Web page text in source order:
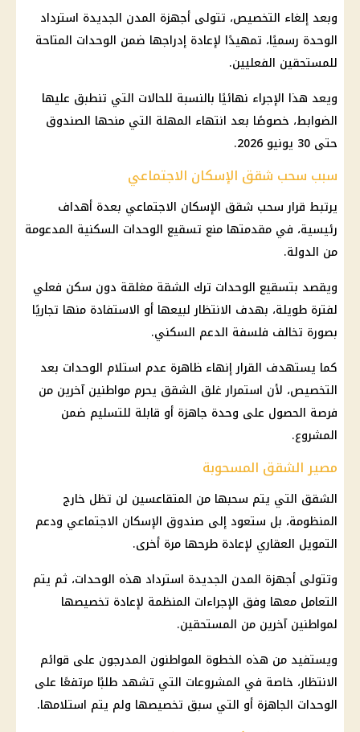
وبعد إلغاء التخصيص، تتولى أجهزة المدن الجديدة استرداد
الوحدة رسميًا، تمهيدًا لإعادة إدراجها ضمن الوحدات المتاحة
للمستحقين الفعليين.
ويعد هذا الإجراء نهائيًا بالنسبة للحالات التي تنطبق عليها
الضوابط، خصوصًا بعد انتهاء المهلة التي منحها الصندوق
حتى 30 يونيو 2026.
سبب سحب شقق الإسكان الاجتماعي
يرتبط قرارسحب شقق الإسكان الاجتماعي بعدة أهداف
رئيسية، في مقدمتها منع تسقيع الوحدات السكنية المدعومة
من الدولة.
ويقصد بتسقيع الوحدات ترك الشقة مغلقة دون سكن فعلي
لفترة طويلة، بهدف الانتظار لبيعها أو الاستفادة منها تجاريًا
بصورة تخالف فلسفة الدعم السكني.
كما يستهدف القرار إنهاء ظاهرة عدم استلام الوحدات بعد
التخصيص، لأن استمرار غلق الشقق يحرم مواطنين آخرين من
فرصة الحصول على وحدة جاهزة أو قابلة للتسليم ضمن
المشروع.
مصير الشقق المسحوبة
الشقق التي يتم سحبها من المتقاعسين لن تظل خارج
المنظومة، بل ستعود إلى صندوق الإسكان الاجتماعي ودعم
التمويل العقاري لإعادة طرحها مرة أخرى.
وتتولى أجهزة المدن الجديدة استرداد هذه الوحدات، ثم يتم
التعامل معها وفق الإجراءات المنظمة لإعادة تخصيصها
لمواطنين آخرين من المستحقين.
ويستفيد من هذه الخطوة المواطنون المدرجون على قوائم
الانتظار، خاصة في المشروعات التي تشهد طلبًا مرتفعًا على
الوحدات الجاهزة أو التي سبق تخصيصها ولم يتم استلامها.